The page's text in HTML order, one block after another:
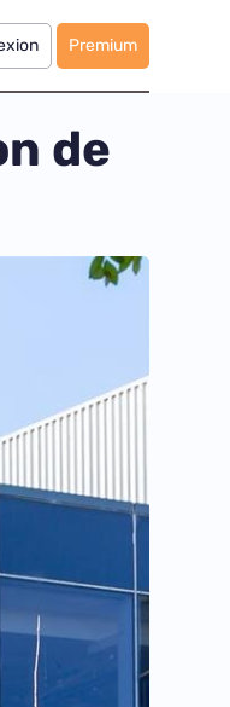
Premium
de